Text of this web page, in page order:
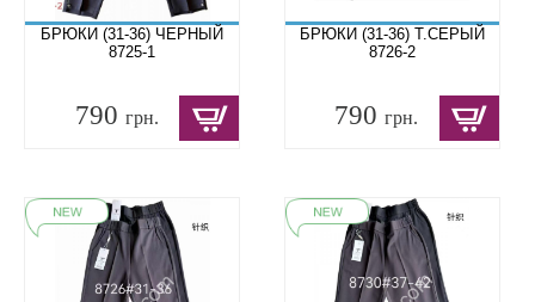
БРЮКИ (31-36) ЧЕРНЫЙ
8725-1
790 грн.
БРЮКИ (31-36) Т.СЕРЫЙ
8726-2
790грн.